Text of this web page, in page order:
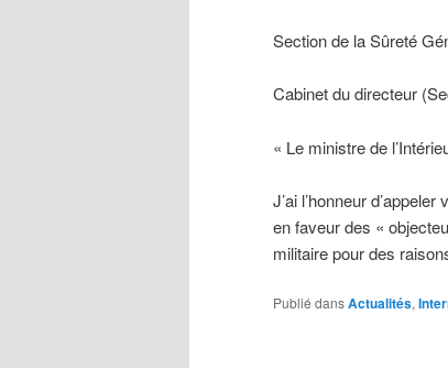
Section de la Sûreté
Cabinet du directeur
« Le ministre de
J’ai l’honneur
en faveur des «
militaire pour des
Publié dansActualités,